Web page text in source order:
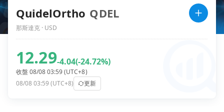
QuidelOrtho QDEL
那斯達克 · USD
12.29-4.04(-24.72%)
收盤 08/08 03:59 (UTC+8)
08/08 03:59 (UTC+8)
更新